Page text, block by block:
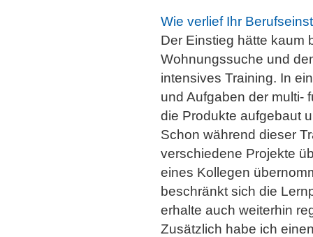
Wie verlief Ihr
Der Einstieg hätte kaum
Wohnungssuche und
intensives Training. In
und Aufgaben der multi-
die Produkte aufgebaut
Schon während dieser
verschiedene Projekte
eines Kollegen
beschränkt sich die
erhalte auch weiterhin
Zusätzlich habe ich